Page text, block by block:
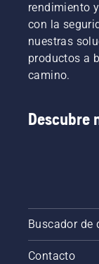
rendimiento
con la
nuestras
productos a
camino.
Descubre
Buscador de
Contacto